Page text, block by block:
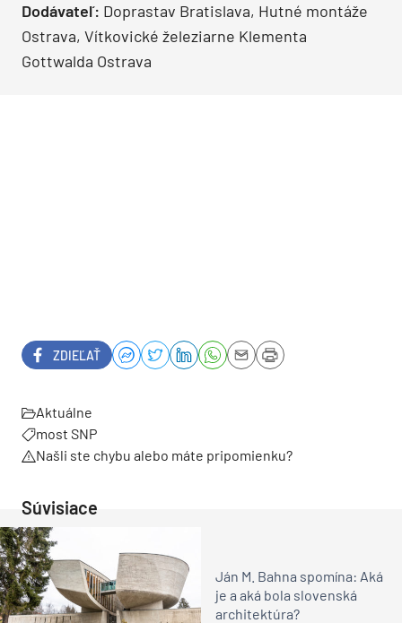
Dodávateľ: Doprastav Bratislava, Hutné montáže
Ostrava, Vítkovické železiarne Klementa
Gottwalda Ostrava
ZDIEĽAŤ
Aktuálne
most SNP
Našli ste chybu alebo máte pripomienku?
Súvisiace
Ján M. Bahna spomína: Aká
je a aká bola slovenská
architektúra?